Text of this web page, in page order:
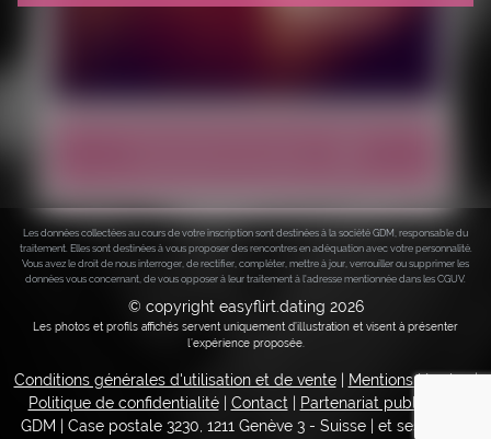
Les données collectées au cours de votre inscription sont destinées à la société GDM, responsable du
traitement. Elles sont destinées à vous proposer des rencontres en adéquation avec votre personnalité.
Vous avez le droit de nous interroger, de rectifier, compléter, mettre à jour, verrouiller ou supprimer les
données vous concernant, de vous opposer à leur traitement à l'adresse mentionnée dans les CGUV.
© copyright easyflirt.dating 2026
Les photos et profils affichés servent uniquement d’illustration et visent à présenter
l’expérience proposée.
Conditions générales d'utilisation et de vente| Mentions légales|
Politique de confidentialité
Contact
Partenariat publicitaire
GDM | Case postale 3230, 1211 Genève 3 - Suisse
et ses filiales